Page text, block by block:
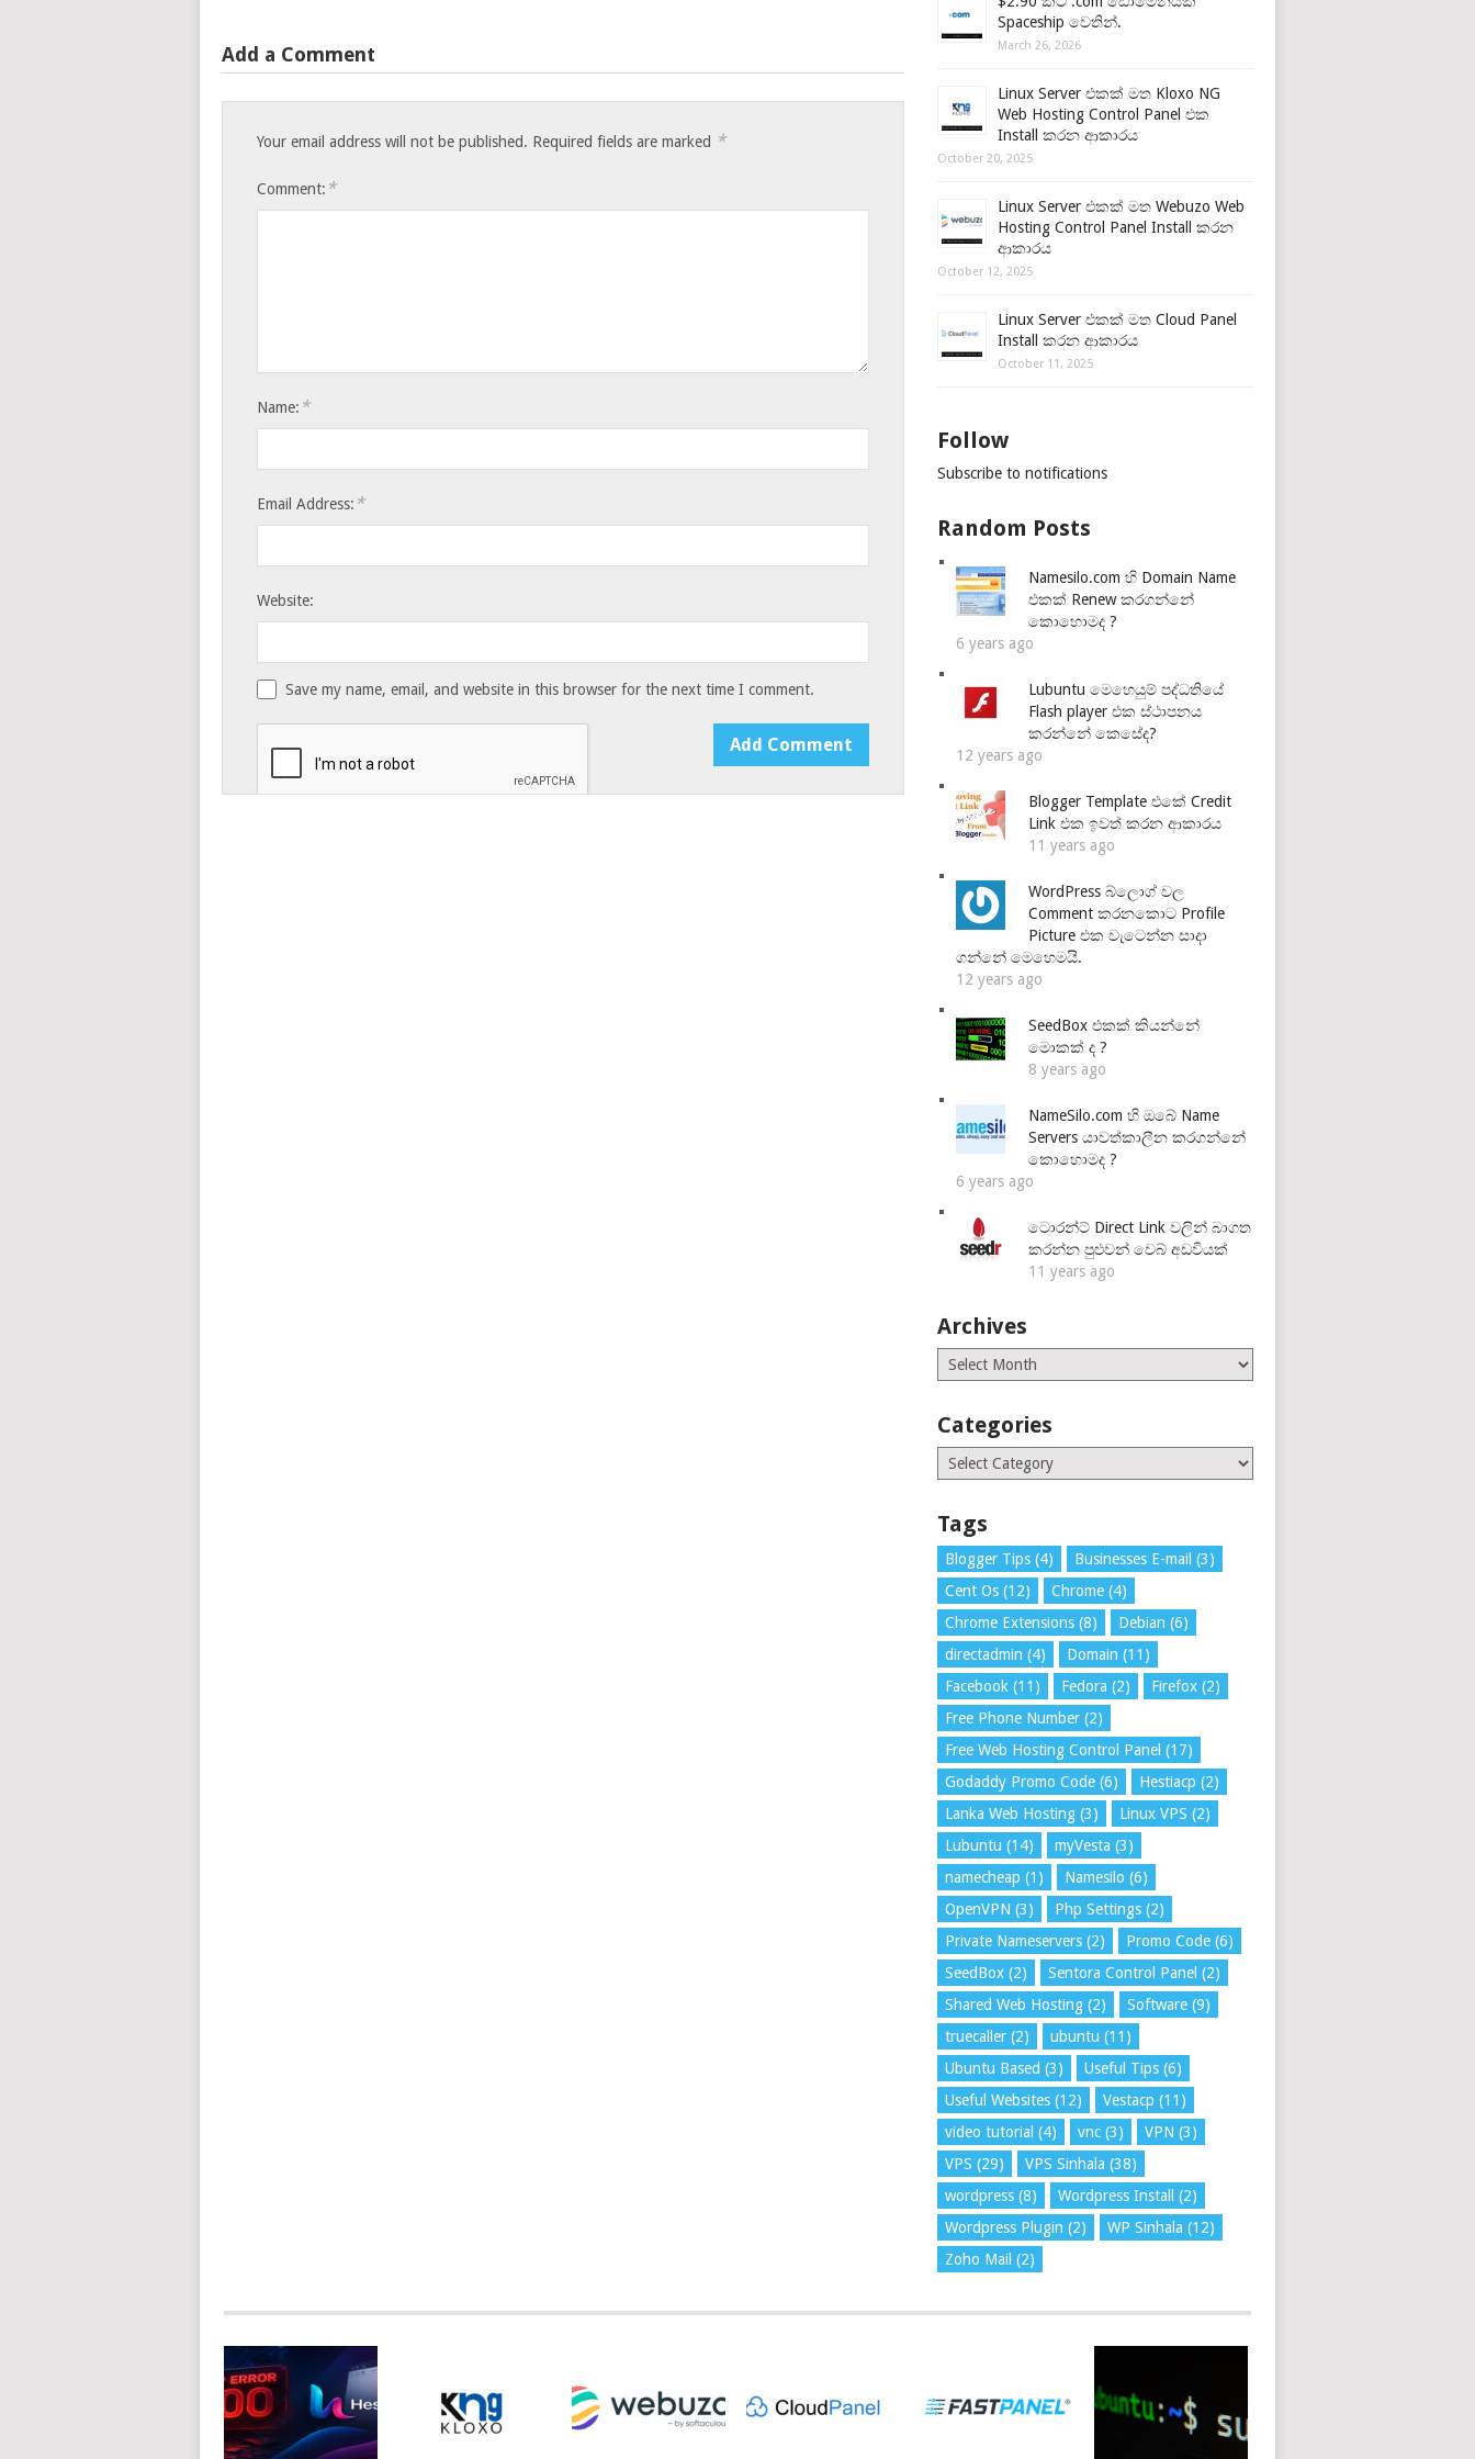
Add a Comment
Your email address will not be published. Required fields are marked *
Comment: *
Name: *
Email Address: *
Website:
Save my name, email, and website in this browser for the next time I comment.
Spaceship වෙතින්.
March 26, 2026
Linux Server එකක් මත Kloxo NG
Web Hosting Control Panel එක
Install කරන ආකාරය
October 20, 2025
Linux Server එකක් මත Webuzo Web
Hosting Control Panel Install කරන
ආකාරය
October 12, 2025
Linux Server එකක් මත Cloud Panel
Install කරන ආකාරය
October 11, 2025
Follow
Subscribe to notifications
Random Posts
Namesilo.com හි Domain Name
එකක් Renew කරගන්නේ
කොහොමද ?
6 years ago
Lubuntu මෙහෙයුම් පද්ධතියේ
Flash player එක ස්ථාපනය
කරන්නේ කෙසේද?
12 years ago
Blogger Template එකේ Credit
Link එක ඉවත් කරන ආකාරය
11 years ago
WordPress බ්ලොග් වල
Comment කරනකොට Profile
Picture එක වැටෙන්න සාදා
ගන්නේ මෙහෙමයි.
12 years ago
SeedBox එකක් කියන්නේ
මොකක් ද ?
8 years ago
NameSilo.com හි ඔබේ Name
Servers යාවත්කාලීන කරගන්නේ
කොහොමද ?
6 years ago
ටොරන්ට් Direct Link වලින් බාගත
කරන්න පුළුවන් වෙබ් අඩවියක්
11 years ago
Archives
Archives
Categories
Categories
Tags
Blogger Tips (4) Businesses E-mail (3)
Cent Os (12) Chrome (4)
Chrome Extensions (8) Debian (6)
directadmin (4) Domain (11)
Facebook (11) Fedora (2) Firefox (2)
Free Phone Number (2)
Free Web Hosting Control Panel (17)
Godaddy Promo Code (6) Hestiacp (2)
Lanka Web Hosting (3) Linux VPS (2)
Lubuntu (14) myVesta (3)
namecheap (1) Namesilo (6)
OpenVPN (3) Php Settings (2)
Private Nameservers (2) Promo Code (6)
SeedBox (2) Sentora Control Panel (2)
Shared Web Hosting (2) Software (9)
truecaller (2) ubuntu (11)
Ubuntu Based (3) Useful Tips (6)
Useful Websites (12) Vestacp (11)
video tutorial (4) vnc (3) VPN (3)
VPS (29) VPS Sinhala (38)
wordpress (8) Wordpress Install
(2)
Wordpress Plugin (2) WP Sinhala (12)
Zoho Mail (2)